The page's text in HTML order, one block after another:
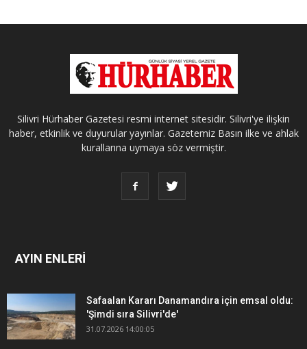
Silivri Hürhaber Gazetesi resmi internet sitesidir. Silivri'ye ilişkin
haber, etkinlik ve duyurular yayınlar. Gazetemiz Basın ilke ve ahlak
kurallarına uymaya söz vermiştir.
AYIN ENLERİ
Safaalan Kararı Danamandıra için emsal oldu:
'Şimdi sıra Silivri'de'
31.07.2026 14:00:05